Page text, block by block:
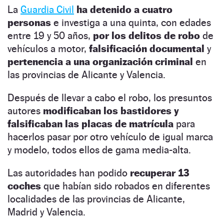
La Guardia Civil ha detenido a cuatro
personas e investiga a una quinta, con edades
entre 19 y 50 años, por los delitos de robo de
vehículos a motor, falsificación documental y
pertenencia a una organización criminal en
las provincias de Alicante y Valencia.
Después de llevar a cabo el robo, los presuntos
autores modificaban los bastidores y
falsificaban las placas de matrícula para
hacerlos pasar por otro vehículo de igual marca
y modelo, todos ellos de gama media-alta.
Las autoridades han podido recuperar 13
coches que habían sido robados en diferentes
localidades de las provincias de Alicante,
Madrid y Valencia.